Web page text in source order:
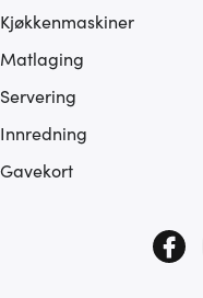
Kjøkkenmaskiner
Matlaging
Servering
Innredning
Gavekort